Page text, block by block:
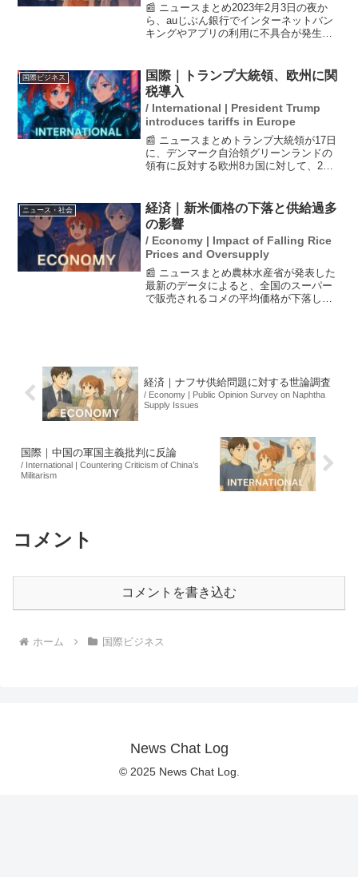
📰 ニュースまとめ2023年2月3日の夜か
ら、auじぶん銀行でインターネットバン
キングやアプリの利用に不具合が発生し
点では復旧時期が未定とのことです。こ
の問題の影響...
国際ビジネス
国際｜トランプ大統領、欧州に関
税導入
/ International | President Trump
introduces tariffs in Europe
📰 ニュースまとめトランプ大統領が17日
に、デンマーク自治領グリーンランドの
領有に反対する欧州8カ国に対して、2月1
に引き上げたことに続くもので、グリー
ンランドの買...
ニュース・社会
経済｜新米価格の下落と供給過多
の影響
/ Economy | Impact of Falling Rice
Prices and Oversupply
📰 ニュースまとめ農林水産省が発表した
最新のデータによると、全国のスーパー
で販売されるコメの平均価格が下落して
経済｜ナフサ供給問題に対する世論調査
/ Economy | Public Opinion Survey on Naphtha
Supply Issues
国際｜中国の軍国主義批判に反論
/ International | Countering Criticism of China’s
Militarism
コメント
コメントを書き込む
ホーム 国際ビジネス
News Chat Log
© 2025 News Chat Log.